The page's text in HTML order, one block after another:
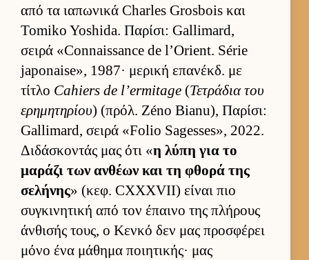
από τα ια­πωνικά Charles Grosbois και
Tomiko Yoshida. Παρίσι: Gallimard,
σειρά «Connaissance de l’Orient. Série
japonaise», 1987· μερική επανέκδ. με
τίτλο Cahiers de l’ermitage (Τετράδια του
ερημητηρίου) (πρόλ. Zéno Bianu), Παρίσι:
Gallimard, σειρά «Folio Sagesses», 2022.
Διδάσκοντάς μας ότι «η λύπη για το
μαράζι των αν­θέων και τη φθορά της
σελήνης» (κεφ. CXXXVII) εί­ναι πιο
συγκινητική από τον έπαινο της πλήρους
άν­θισής τους, ο Κενκό δεν μας προσφέρει
μόνο ένα μάθημα ποι­ητικής· μας